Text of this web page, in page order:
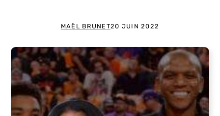
MAËL BRUNET20 JUIN 2022